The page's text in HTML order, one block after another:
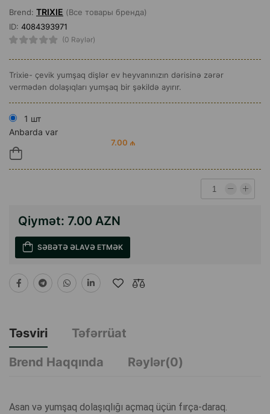
Brend: TRIXIE (Все товары бренда)
ID: 4084393971
(0 Rəylər)
Trixie- çevik yumşaq dişlər ev heyvanınızın dərisinə zərər
vermədən dolaşıqları yumşaq bir şəkildə ayırır.
1 шт
Anbarda var
7.00 ₼
Qiymət: 7.00 AZN
SƏBƏTƏ ƏLAVƏ ETMƏK
Təsviri
Təfərrüat
Brend Haqqında
Rəylər(0)
Asan və yumşaq dolaşıqlığı açmaq üçün fırça-daraq.